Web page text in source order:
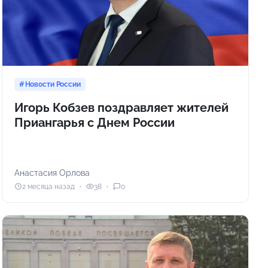
Новости России
Игорь Кобзев поздравляет жителей
Приангарья с Днем России
Анастасия Орлова
2 месяца назад 38 0